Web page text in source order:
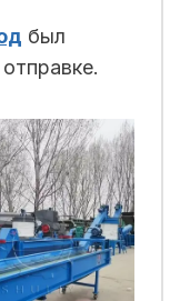
был